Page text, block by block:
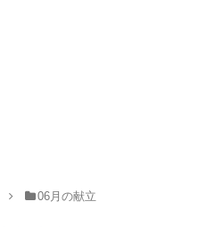
06月の献立